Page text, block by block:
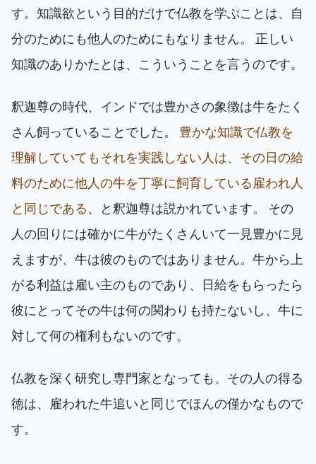
す。知識欲という目的だけで仏教を学ぶことは、自
分のためにも他人のためにもなりません。 正しい
知識のありかたとは、こういうことを言うのです。
釈迦尊の時代、インドでは豊かさの象徴は牛をたく
さん飼っていることでした。 豊かな知識で仏教を
理解していてもそれを実践しない人は、その日の給
料のために他人の牛を丁寧に飼育している雇われ人
と同じである、と釈迦尊は説かれています。 その
人の回りには確かに牛がたくさんいて一見豊かに見
えますが、牛は彼のものではありません。牛から上
がる利益は雇い主のものであり、日給をもらったら
彼にとってその牛は何の関わりも持たないし、牛に
対して何の権利もないのです。
仏教を深く研究し専門家となっても、その人の得る
徳は、雇われた牛追いと同じでほんの僅かなもので
す。